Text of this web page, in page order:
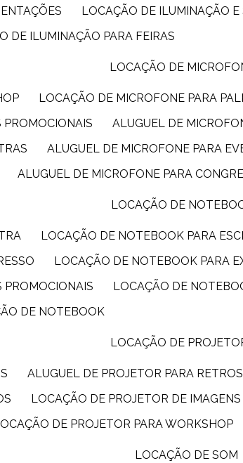
LOCAÇÃO DE ILUMINAÇÃO E
DE ILUMINAÇÃO PARA FEIRAS
LOCAÇÃO DE
LOCAÇÃO DE MICROFONE PARA
PROMOCIONAIS
ALUGUEL DE
ALUGUEL DE MICROFONE PARA
ALUGUEL DE MICROFONE PARA
LOCAÇÃO DE
LOCAÇÃO DE NOTEBOOK PARA
LOCAÇÃO DE NOTEBOOK PARA
PROMOCIONAIS
LOCAÇÃO DE
DE NOTEBOOK
LOCAÇÃO DE
ALUGUEL DE PROJETOR PARA
LOCAÇÃO DE PROJETOR DE IMAGENS
LOCAÇÃO DE PROJETOR PARA WORKSHOP
LOCAÇÃO DE SOM